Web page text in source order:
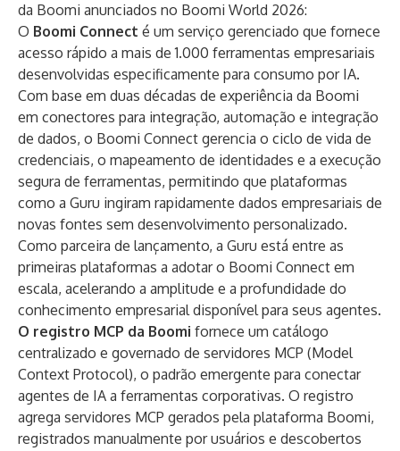
da Boomi anunciados no Boomi World 2026:
O Boomi Connect é um serviço gerenciado que fornece
acesso rápido a mais de 1.000 ferramentas empresariais
desenvolvidas especificamente para consumo por IA.
Com base em duas décadas de experiência da Boomi
em conectores para integração, automação e integração
de dados, o Boomi Connect gerencia o ciclo de vida de
credenciais, o mapeamento de identidades e a execução
segura de ferramentas, permitindo que plataformas
como a Guru ingiram rapidamente dados empresariais de
novas fontes sem desenvolvimento personalizado.
Como parceira de lançamento, a Guru está entre as
primeiras plataformas a adotar o Boomi Connect em
escala, acelerando a amplitude e a profundidade do
conhecimento empresarial disponível para seus agentes.
O registro MCP da Boomi fornece um catálogo
centralizado e governado de servidores MCP (Model
Context Protocol), o padrão emergente para conectar
agentes de IA a ferramentas corporativas. O registro
agrega servidores MCP gerados pela plataforma Boomi,
registrados manualmente por usuários e descobertos